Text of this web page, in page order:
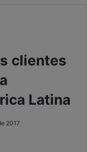
clientes
Latina
2017